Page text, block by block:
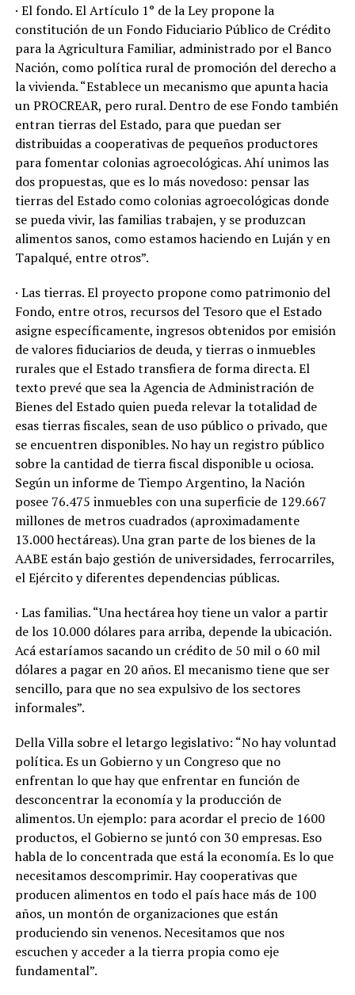
· El fondo. El Artículo 1° de la Ley propone la
constitución de un Fondo Fiduciario Público de Crédito
para la Agricultura Familiar, administrado por el Banco
Nación, como política rural de promoción del derecho a
la vivienda. “Establece un mecanismo que apunta hacia
un PROCREAR, pero rural. Dentro de ese Fondo también
entran tierras del Estado, para que puedan ser
distribuidas a cooperativas de pequeños productores
para fomentar colonias agroecológicas. Ahí unimos las
dos propuestas, que es lo más novedoso: pensar las
tierras del Estado como colonias agroecológicas donde
se pueda vivir, las familias trabajen, y se produzcan
alimentos sanos, como estamos haciendo en Luján y en
Tapalqué, entre otros”.
· Las tierras. El proyecto propone como patrimonio del
Fondo, entre otros, recursos del Tesoro que el Estado
asigne específicamente, ingresos obtenidos por emisión
de valores fiduciarios de deuda, y tierras o inmuebles
rurales que el Estado transfiera de forma directa. El
texto prevé que sea la Agencia de Administración de
Bienes del Estado quien pueda relevar la totalidad de
esas tierras fiscales, sean de uso público o privado, que
se encuentren disponibles. No hay un registro público
sobre la cantidad de tierra fiscal disponible u ociosa.
Según un informe de Tiempo Argentino, la Nación
posee 76.475 inmuebles con una superficie de 129.667
millones de metros cuadrados (aproximadamente
13.000 hectáreas). Una gran parte de los bienes de la
AABE están bajo gestión de universidades, ferrocarriles,
el Ejército y diferentes dependencias públicas.
· Las familias. “Una hectárea hoy tiene un valor a partir
de los 10.000 dólares para arriba, depende la ubicación.
Acá estaríamos sacando un crédito de 50 mil o 60 mil
dólares a pagar en 20 años. El mecanismo tiene que ser
sencillo, para que no sea expulsivo de los sectores
informales”.
Della Villa sobre el letargo legislativo: “No hay voluntad
política. Es un Gobierno y un Congreso que no
enfrentan lo que hay que enfrentar en función de
desconcentrar la economía y la producción de
alimentos. Un ejemplo: para acordar el precio de 1600
productos, el Gobierno se juntó con 30 empresas. Eso
habla de lo concentrada que está la economía. Es lo que
necesitamos descomprimir. Hay cooperativas que
producen alimentos en todo el país hace más de 100
años, un montón de organizaciones que están
produciendo sin venenos. Necesitamos que nos
escuchen y acceder a la tierra propia como eje
fundamental”.